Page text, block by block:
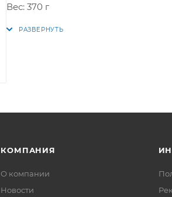
Вес: 370 г
КОМПАНИЯ
О компании
Новости